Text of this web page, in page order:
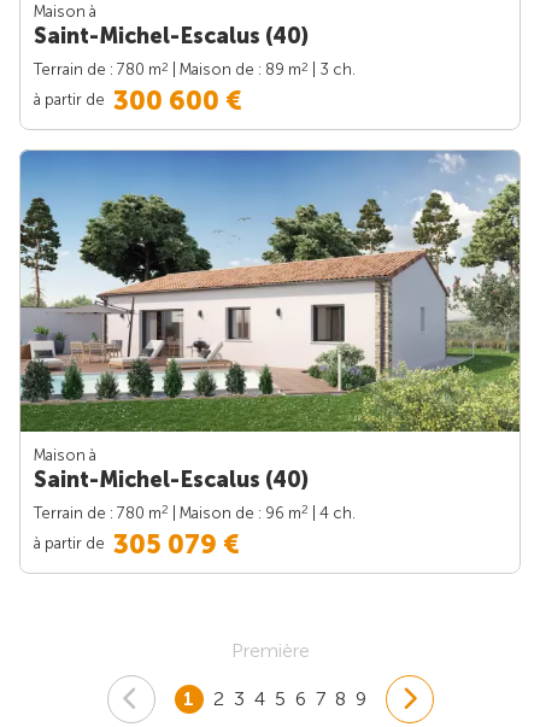
Maison à
Saint-Michel-Escalus (40)
Terrain de : 780 m2 | Maison de : 89 m2
| 3 ch.
à partir de 300 600 €
Maison à
Saint-Michel-Escalus (40)
Terrain de : 780 m2 | Maison de : 96 m2
| 4 ch.
à partir de 305 079 €
Première
1 2 3 4 5 6 7 8 9